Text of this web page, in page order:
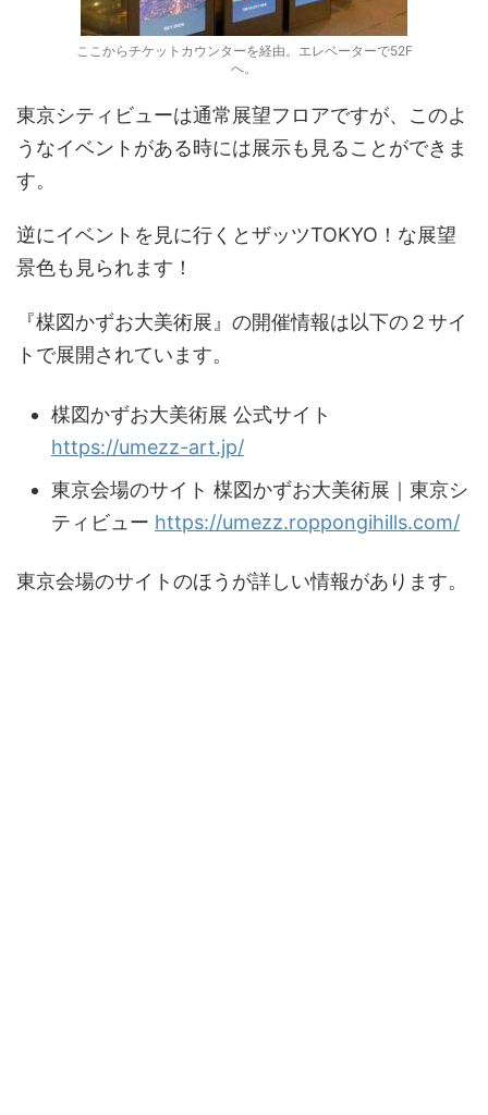
ここからチケットカウンターを経由。エレベーターで52F
へ。
東京シティビューは通常展望フロアですが、このよ
うなイベントがある時には展示も見ることができま
す。
逆にイベントを見に行くとザッツTOKYO！な展望
景色も見られます！
『楳図かずお大美術展』の開催情報は以下の２サイ
トで展開されています。
楳図かずお大美術展 公式サイト
https://umezz-art.jp/
東京会場のサイト 楳図かずお大美術展｜東京シ
ティビュー https://umezz.roppongihills.com/
東京会場のサイトのほうが詳しい情報があります。